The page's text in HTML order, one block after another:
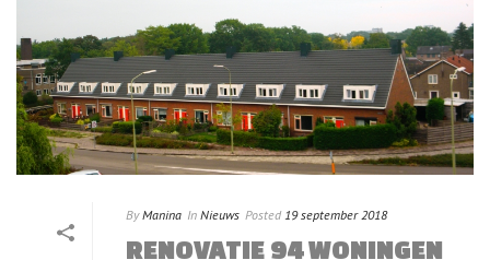
By Manina In Nieuws Posted 19 september 2018
RENOVATIE 94 WONINGEN